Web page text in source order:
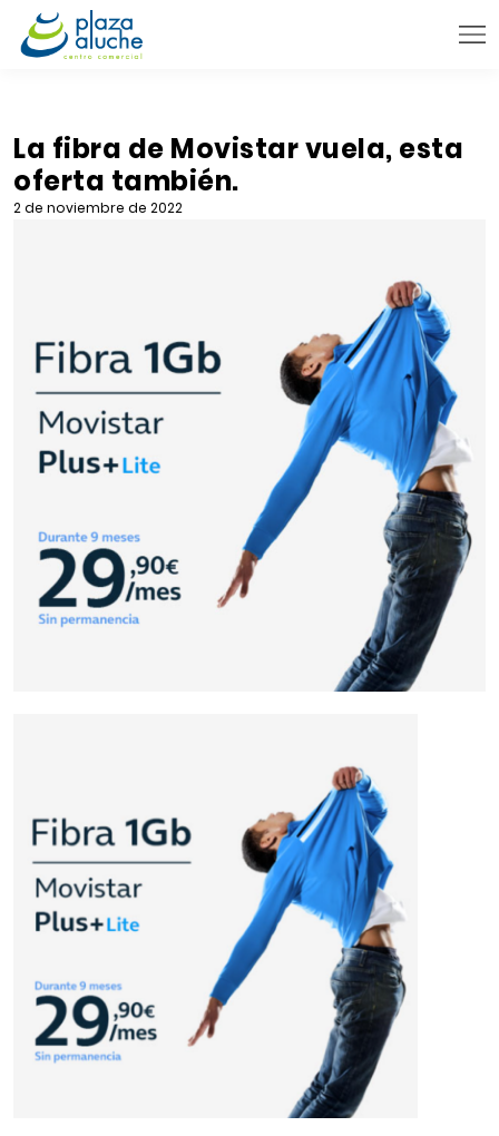
TIENDAS
VENTA TELEFÓNICA
CONTACTO
La fibra de Movistar vuela, esta
oferta también.
2 de noviembre de 2022